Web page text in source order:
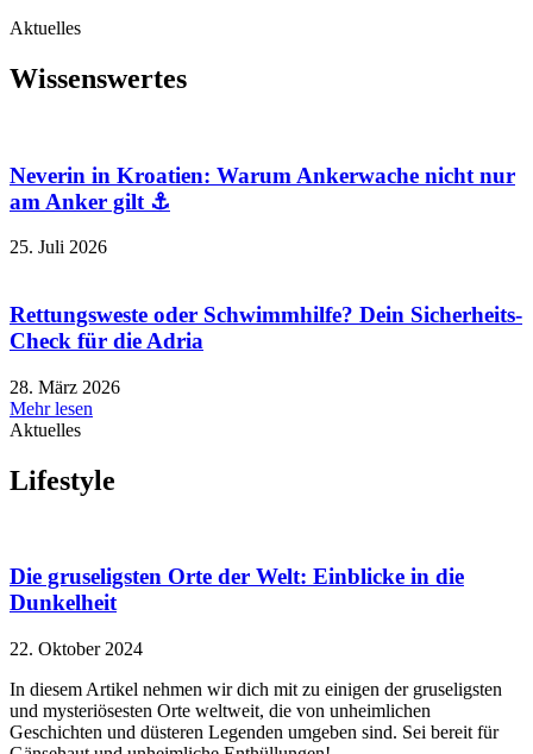
Aktuelles
Wissenswertes
Neverin in Kroatien: Warum Ankerwache nicht nur
am Anker gilt ⚓
25. Juli 2026
Rettungsweste oder Schwimmhilfe? Dein Sicherheits-
Check für die Adria
28. März 2026
Mehr lesen
Aktuelles
Lifestyle
Die gruseligsten Orte der Welt: Einblicke in die
Dunkelheit
22. Oktober 2024
In diesem Artikel nehmen wir dich mit zu einigen der gruseligsten
und mysteriösesten Orte weltweit, die von unheimlichen
Geschichten und düsteren Legenden umgeben sind. Sei bereit für